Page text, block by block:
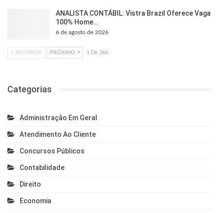
ANALISTA CONTÁBIL: Vistra Brazil Oferece Vaga
100% Home…
6 de agosto de 2026
ANTERIOR PRÓXIMO 1 De 366
Categorias
Administração Em Geral
Atendimento Ao Cliente
Concursos Públicos
Contabilidade
Direito
Economia